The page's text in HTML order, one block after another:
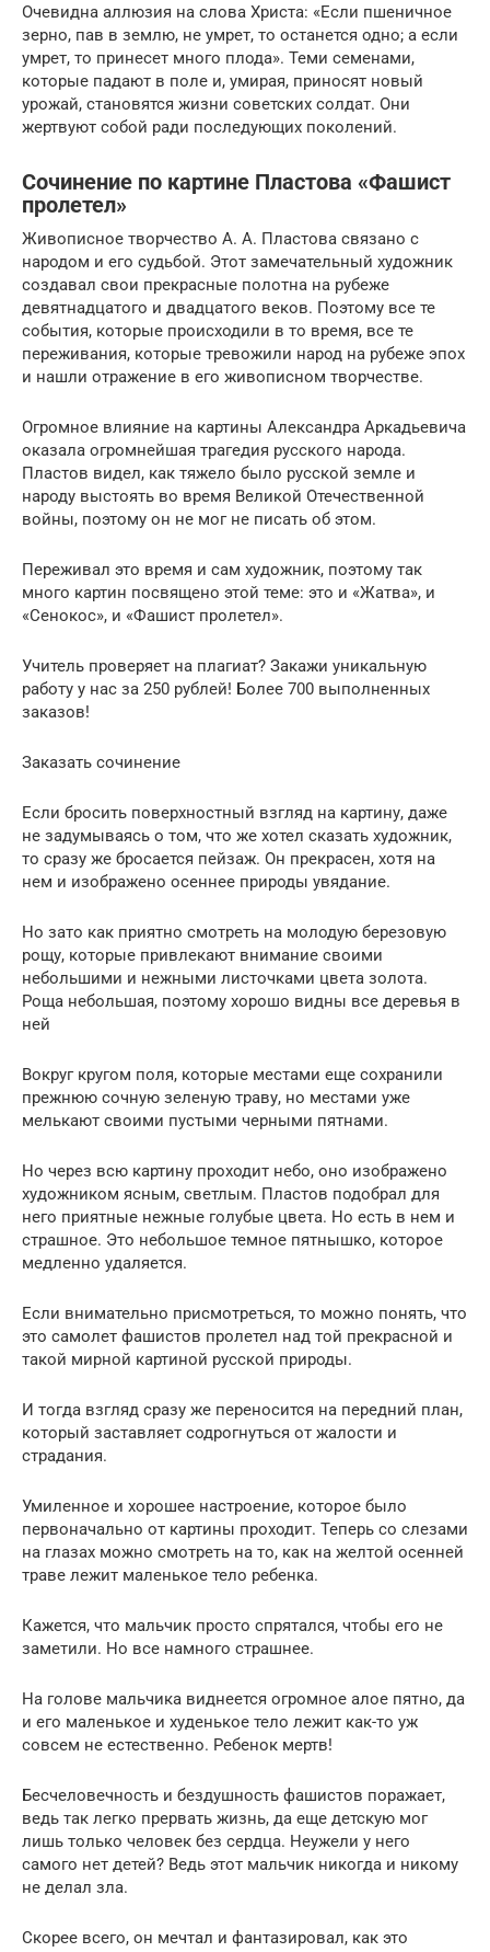
Очевидна аллюзия на слова Христа: «Если пшеничное
зерно, пав в землю, не умрет, то останется одно; а если
умрет, то принесет много плода». Теми семенами,
которые падают в поле и, умирая, приносят новый
урожай, становятся жизни советских солдат. Они
жертвуют собой ради последующих поколений.
Сочинение по картине Пластова «Фашист
пролетел»
Живописное творчество А. А. Пластова связано с
народом и его судьбой. Этот замечательный художник
создавал свои прекрасные полотна на рубеже
девятнадцатого и двадцатого веков. Поэтому все те
события, которые происходили в то время, все те
переживания, которые тревожили народ на рубеже эпох
и нашли отражение в его живописном творчестве.
Огромное влияние на картины Александра Аркадьевича
оказала огромнейшая трагедия русского народа.
Пластов видел, как тяжело было русской земле и
народу выстоять во время Великой Отечественной
войны, поэтому он не мог не писать об этом.
Переживал это время и сам художник, поэтому так
много картин посвящено этой теме: это и «Жатва», и
«Сенокос», и «Фашист пролетел».
Учитель проверяет на плагиат? Закажи уникальную
работу у нас за 250 рублей! Более 700 выполненных
заказов!
Заказать сочинение
Если бросить поверхностный взгляд на картину, даже
не задумываясь о том, что же хотел сказать художник,
то сразу же бросается пейзаж. Он прекрасен, хотя на
нем и изображено осеннее природы увядание.
Но зато как приятно смотреть на молодую березовую
рощу, которые привлекают внимание своими
небольшими и нежными листочками цвета золота.
Роща небольшая, поэтому хорошо видны все деревья в
ней
Вокруг кругом поля, которые местами еще сохранили
прежнюю сочную зеленую траву, но местами уже
мелькают своими пустыми черными пятнами.
Но через всю картину проходит небо, оно изображено
художником ясным, светлым. Пластов подобрал для
него приятные нежные голубые цвета. Но есть в нем и
страшное. Это небольшое темное пятнышко, которое
медленно удаляется.
Если внимательно присмотреться, то можно понять, что
это самолет фашистов пролетел над той прекрасной и
такой мирной картиной русской природы.
И тогда взгляд сразу же переносится на передний план,
который заставляет содрогнуться от жалости и
страдания.
Умиленное и хорошее настроение, которое было
первоначально от картины проходит. Теперь со слезами
на глазах можно смотреть на то, как на желтой осенней
траве лежит маленькое тело ребенка.
Кажется, что мальчик просто спрятался, чтобы его не
заметили. Но все намного страшнее.
На голове мальчика виднеется огромное алое пятно, да
и его маленькое и худенькое тело лежит как-то уж
совсем не естественно. Ребенок мертв!
Бесчеловечность и бездушность фашистов поражает,
ведь так легко прервать жизнь, да еще детскую мог
лишь только человек без сердца. Неужели у него
самого нет детей? Ведь этот мальчик никогда и никому
не делал зла.
Скорее всего, он мечтал и фантазировал, как это